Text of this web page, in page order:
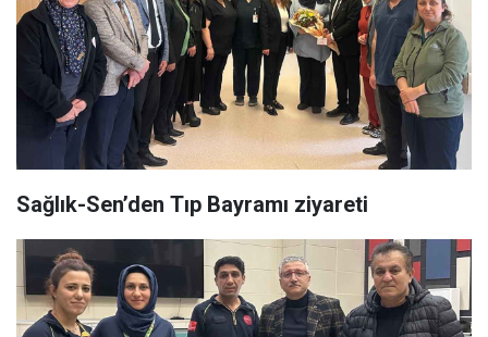
Sağlık-Sen’den Tıp Bayramı ziyareti